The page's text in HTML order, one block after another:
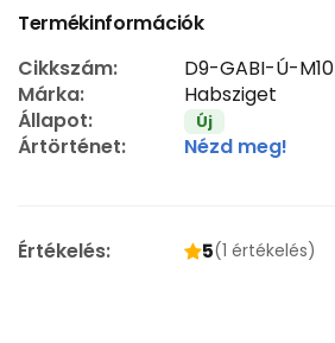
Termékinformációk
Cikkszám:
D9-GABI-Ú-M10
Márka:
Habsziget
Állapot:
Új
Ártörténet: Nézd meg!
Értékelés: 5(1 értékelés)